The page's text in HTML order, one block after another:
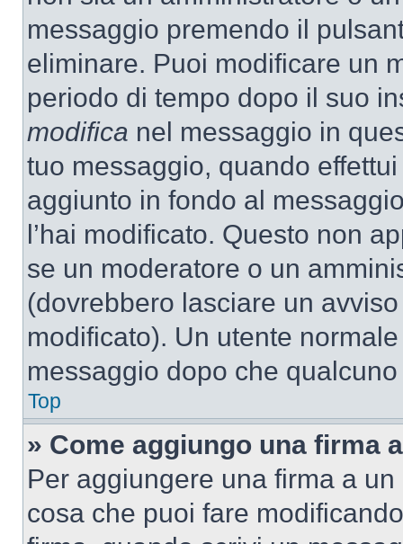
messaggio premendo il
eliminare. Puoi modificare un
periodo di tempo dopo il suo
modifica nel messaggio in
tuo messaggio, quando
aggiunto in fondo al
l’hai modificato. Questo non
se un moderatore o un
(dovrebbero lasciare un
modificato). Un utente
messaggio dopo che
Top
» Come aggiungo una firma
Per aggiungere una firma a
cosa che puoi fare